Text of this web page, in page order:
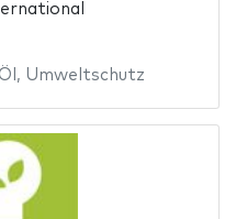
Öl , Umweltschutz